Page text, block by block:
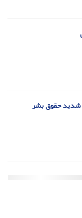
شدید حقوق بشر